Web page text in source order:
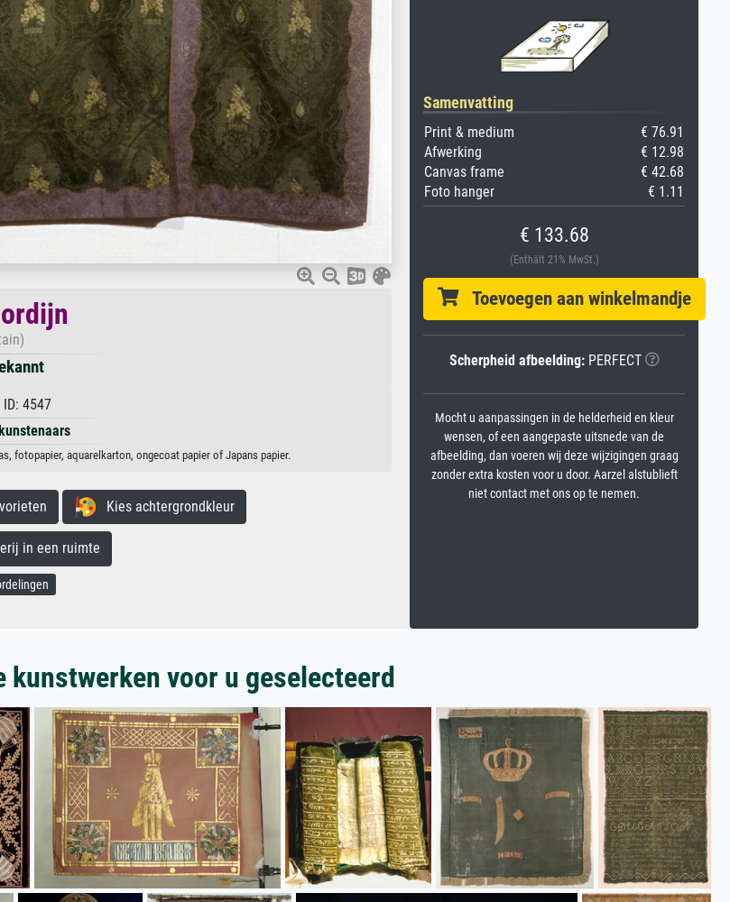
4547
fotopapier, aquarelkarton, ongecoat papier of Japans papier.
Kies achtergrondkleur
in een ruimte
Samenvatting
Print & medium
€ 76.91
Afwerking
€ 12.98
Canvas frame
€ 42.68
Foto hanger
€ 1.11
€ 133.68
(Enthält 21% MwSt.)
Toevoegen aan winkelmandje
Scherpheid afbeelding:PERFECT
Mocht u aanpassingen in de helderheid en kleur
wensen, of een aangepaste uitsnede van de
afbeelding, dan voeren wij deze wijzigingen graag
zonder extra kosten voor u door. Aarzel alstublieft
niet contact met ons op te nemen.
kunstwerken voor u geselecteerd